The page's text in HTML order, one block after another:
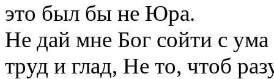
это был бы не Юра.
Не дай мне Бог сойти с ума
труд и глад, Не то, чтоб